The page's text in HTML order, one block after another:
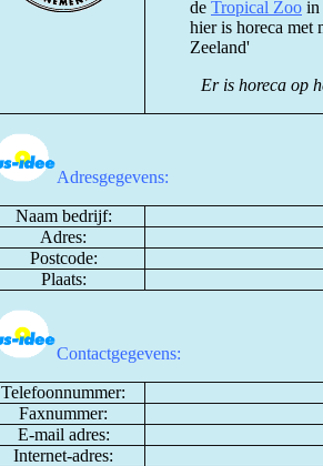
de Tropical Zoo in
hier is horeca met
Zeeland'
Er is horeca op
Adresgegevens:
Naam bedrijf:
Adres:
Postcode:
Plaats:
Contactgegevens:
Telefoonnummer:
Faxnummer:
E-mail adres:
Internet-adres: